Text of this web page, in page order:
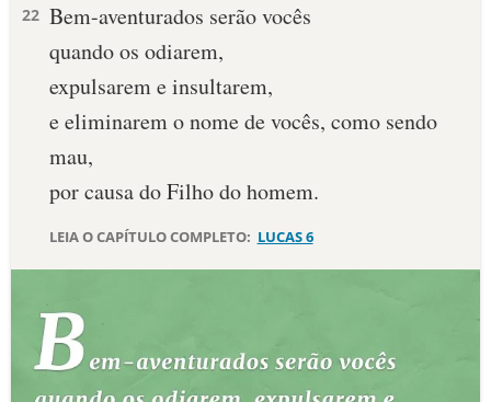
PALAVRA DO DIA
SALMO DO DIA
DEVOCIONAL DIÁRIO
ESBOÇOS DE PREGAÇÃO
TEMAS
22 Bem-aventurados serão vocês
quando os odiarem,
expulsarem e insultarem,
e eliminarem o nome de vocês, como sendo
mau,
por causa do Filho do homem.
LEIA O CAPÍTULO COMPLETO: LUCAS 6